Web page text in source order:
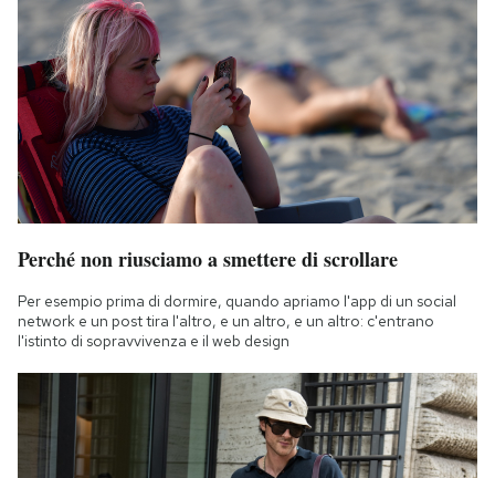
Perché non riusciamo a smettere di scrollare
Per esempio prima di dormire, quando apriamo l'app di un social
network e un post tira l'altro, e un altro, e un altro: c'entrano
l'istinto di sopravvivenza e il web design